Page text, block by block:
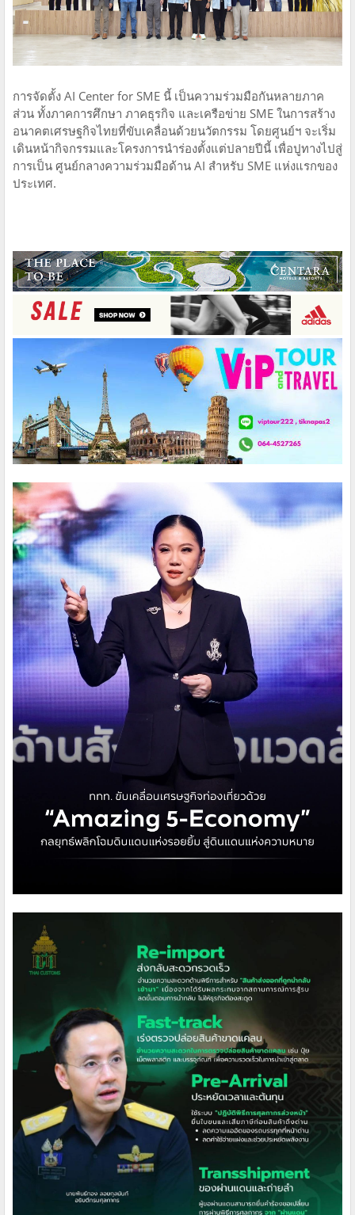
การจัดตั้ง AI Center for SME นี้ เป็นความร่วมมือกันหลายภาค
ส่วน ทั้งภาคการศึกษา ภาคธุรกิจ และเครือข่าย SME ในการสร้าง
อนาคตเศรษฐกิจไทยที่ขับเคลื่อนด้วยนวัตกรรม โดยศูนย์ฯ จะเริ่ม
เดินหน้ากิจกรรมและโครงการนำร่องตั้งแต่ปลายปีนี้ เพื่อปูทางไปสู่
การเป็น ศูนย์กลางความร่วมมือด้าน AI สำหรับ SME แห่งแรกของ
ประเทศ.